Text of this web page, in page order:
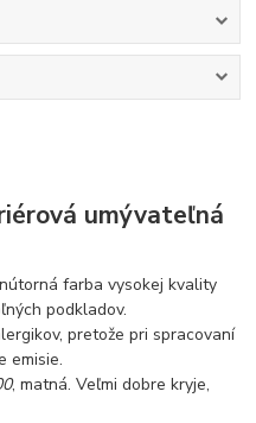
umývateľná
farba vysokej kvality
podkladov.
pretože pri spracovaní
emisie.
, matná. Veľmi dobre kryje,